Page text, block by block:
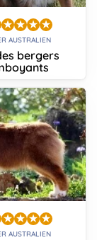
AUSTRALIEN
bergers
AUSTRALIEN